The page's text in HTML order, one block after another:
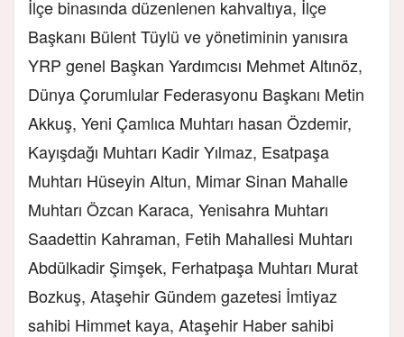
İlçe binasında düzenlenen kahvaltıya, İlçe
Başkanı Bülent Tüylü ve yönetiminin yanısıra
YRP genel Başkan Yardımcısı Mehmet Altınöz,
Dünya Çorumlular Federasyonu Başkanı Metin
Akkuş, Yeni Çamlıca Muhtarı hasan Özdemir,
Kayışdağı Muhtarı Kadir Yılmaz, Esatpaşa
Muhtarı Hüseyin Altun, Mimar Sinan Mahalle
Muhtarı Özcan Karaca, Yenisahra Muhtarı
Saadettin Kahraman, Fetih Mahallesi Muhtarı
Abdülkadir Şimşek, Ferhatpaşa Muhtarı Murat
Bozkuş, Ataşehir Gündem gazetesi İmtiyaz
sahibi Himmet kaya, Ataşehir Haber sahibi